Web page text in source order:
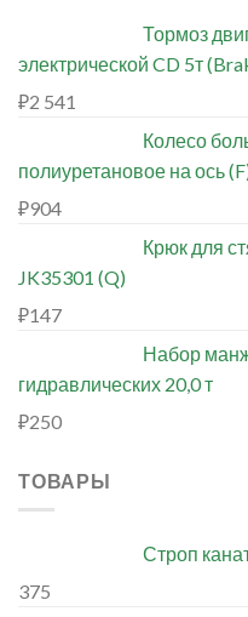
Тормоз
электрической CD 5т
₽2 541
Колесо
полиуретановое на ось
₽904
Крюк для
JK35301 (Q)
₽147
Набор
гидравлических 20,0 т
₽250
ТОВАРЫ
Строп
375